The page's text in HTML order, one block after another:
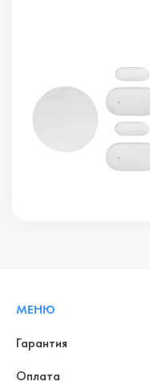
МЕНЮ
Гарантия
Оплата